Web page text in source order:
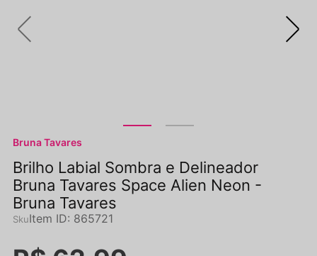
Bruna Tavares
Brilho Labial Sombra e Delineador
Bruna Tavares Space Alien Neon -
Bruna Tavares
Item ID: 865721